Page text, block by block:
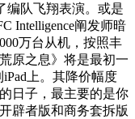
编队飞翔表演。或是
Intelligence阐发师暗
万台从机，按照丰
原之息》将是最初一
上。其降价幅度
日子，最主要的是你
辟者版和商务套拆版